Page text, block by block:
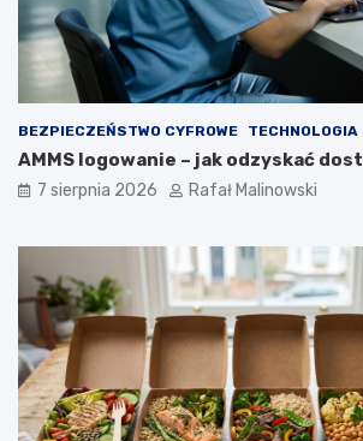
BEZPIECZEŃSTWO CYFROWE TECHNOLOGIA
AMMS logowanie – jak odzyskać
7 sierpnia 2026 Rafał Malinowski